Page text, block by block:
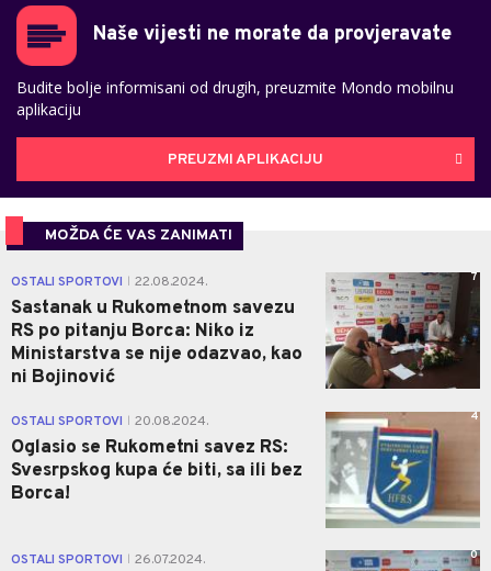
Naše vijesti ne morate da provjeravate
Budite bolje informisani od drugih, preuzmite Mondo mobilnu
aplikaciju
PREUZMI APLIKACIJU
MOŽDA ĆE VAS ZANIMATI
OSTALI SPORTOVI 22.08.2024.
Sastanak u Rukometnom savezu
RS po pitanju Borca: Niko iz
Ministarstva se nije odazvao, kao
ni Bojinović
7
OSTALI SPORTOVI 20.08.2024.
Oglasio se Rukometni savez RS:
Svesrpskog kupa će biti, sa ili bez
Borca!
4
OSTALI SPORTOVI 26.07.2024. 0